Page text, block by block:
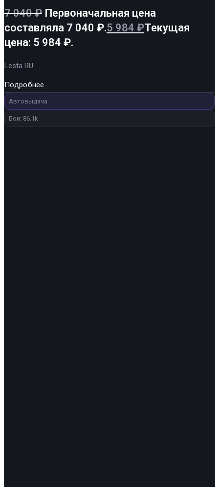
7 040₽ Первоначальная цена
составляла 7 040 ₽.5 984 ₽Текущая
цена: 5 984 ₽.
Lesta RU
Подробнее
Автовыдача
Бои: 86.1k